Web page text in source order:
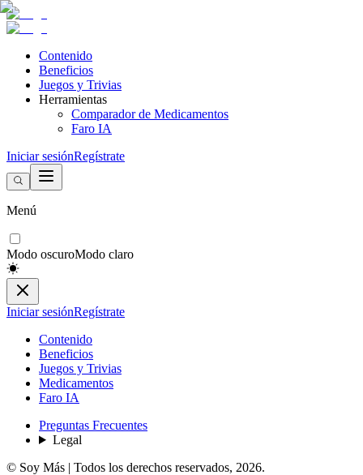
Contenido
Beneficios
Juegos y Trivias
Herramientas
Comparador de Medicamentos
Faro IA
Iniciar sesiónRegístrate
Menú
Modo oscuroModo claro
Iniciar sesiónRegístrate
Contenido
Beneficios
Juegos y Trivias
Medicamentos
Faro IA
Preguntas Frecuentes
Legal
© Soy Más | Todos los derechos reservados, 2026.